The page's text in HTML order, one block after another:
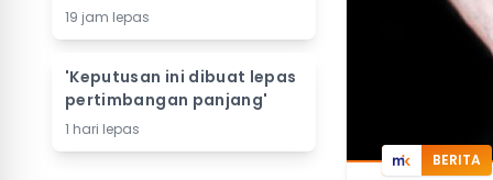
19 jam lepas
'Keputusan ini dibuat lepas
pertimbangan panjang'
1 hari lepas
BERITA